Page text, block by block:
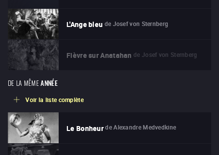
L'Ange bleu de Josef von Sternberg
Fièvre sur Anatahan de Josef von Sternberg
DE LA MÊME ANNÉE
Voir la liste complète
Le Bonheur de Alexandre Medvedkine